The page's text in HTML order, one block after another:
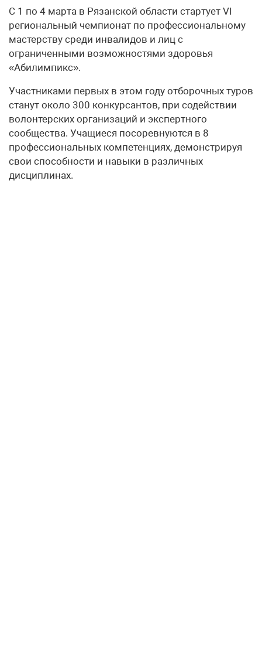
С 1 по 4 марта в Рязанской области стартует VI
региональный чемпионат по профессиональному
мастерству среди инвалидов и лиц с
ограниченными возможностями здоровья
«Абилимпикс».
Участниками первых в этом году отборочных туров
станут около 300 конкурсантов, при содействии
волонтерских организаций и экспертного
сообщества. Учащиеся посоревнуются в 8
профессиональных компетенциях, демонстрируя
свои способности и навыки в различных
дисциплинах.